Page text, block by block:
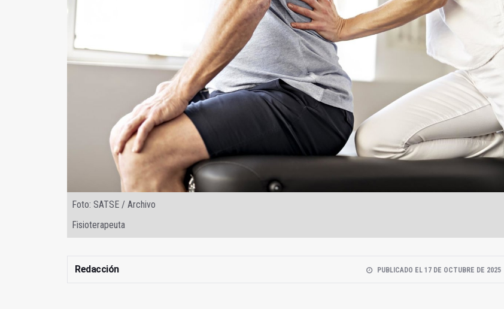
Foto: SATSE / Archivo
Fisioterapeuta
Redacción PUBLICADO EL 17 DE OCTUBRE DE 2025